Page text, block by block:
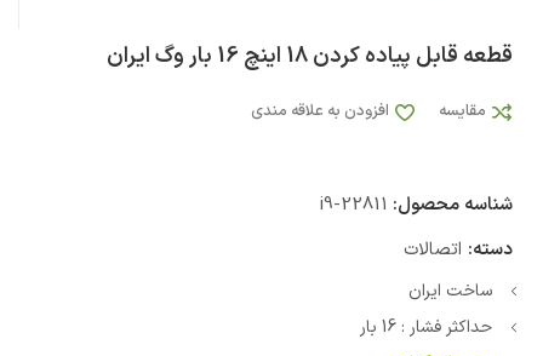
قطعه قابل پیاده کردن 18 اینچ 16 بار وگ ایران
مقایسه افزودن به علاقه مندی
شناسه محصول: i9-22811
دسته: اتصالات
ساخت ایران
حداکثر فشار : 16 بار